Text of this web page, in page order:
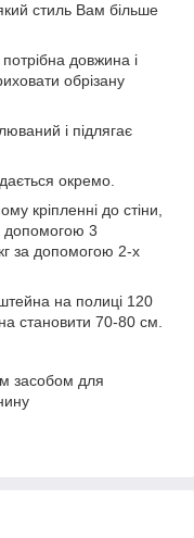
стиль Вам більше
довжина і
обрізану
і підлягає
окремо.
кріпленні до стіни,
допомогою 3
за допомогою 2-х
на полиці 120
становити 70-80 см.
засобом для